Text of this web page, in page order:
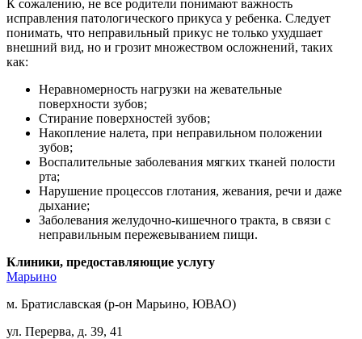
К сожалению, не все родители понимают важность
исправления патологического прикуса у ребенка. Следует
понимать, что неправильный прикус не только ухудшает
внешний вид, но и грозит множеством осложнений, таких
как:
Неравномерность нагрузки на жевательные
поверхности зубов;
Стирание поверхностей зубов;
Накопление налета, при неправильном положении
зубов;
Воспалительные заболевания мягких тканей полости
рта;
Нарушение процессов глотания, жевания, речи и даже
дыхание;
Заболевания желудочно-кишечного тракта, в связи с
неправильным пережевыванием пищи.
Клиники, предоставляющие услугу
Марьино
м. Братиславская (р-он Марьино, ЮВАО)
ул. Перерва, д. 39, 41